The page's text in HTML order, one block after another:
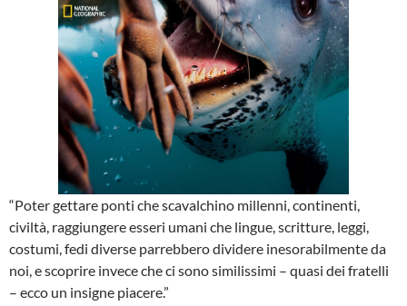
“Poter gettare ponti che scavalchino millenni, continenti,
civiltà, raggiungere esseri umani che lingue, scritture, leggi,
costumi, fedi diverse parrebbero dividere inesorabilmente da
noi, e scoprire invece che ci sono similissimi – quasi dei fratelli
– ecco un insigne piacere.”